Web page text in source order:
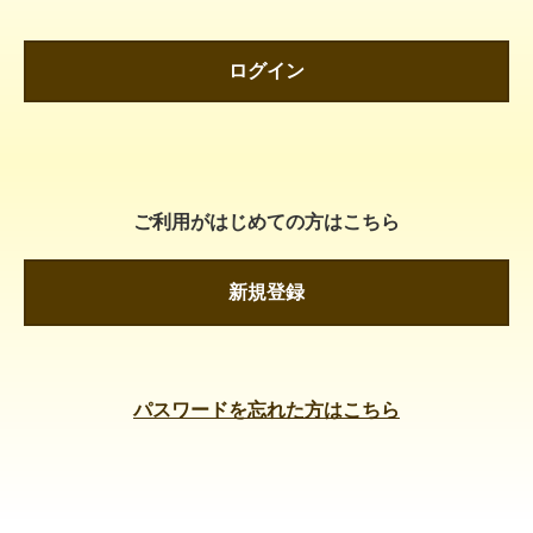
ログイン
ご利用がはじめての方はこちら
新規登録
パスワードを忘れた方はこちら